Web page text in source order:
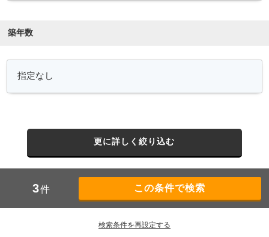
築年数
更に詳しく絞り込む
3件
検索条件を再設定する